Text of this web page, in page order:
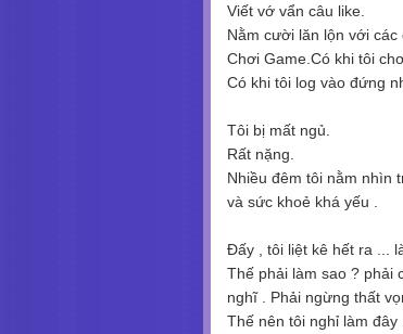
Viết vớ vẩn câu like.
Nằm cười lăn lộn với các
Chơi Game.Có khi tôi
Có khi tôi log vào đứng
Tôi bị mất ngủ.
Rất nặng.
Nhiều đêm tôi nằm nhìn
và sức khoẻ khá yếu .
Đấy , tôi liệt kê hết ra ...
Thế phải làm sao ? phải
nghĩ . Phải ngừng thất
Thế nên tôi nghỉ làm đây .